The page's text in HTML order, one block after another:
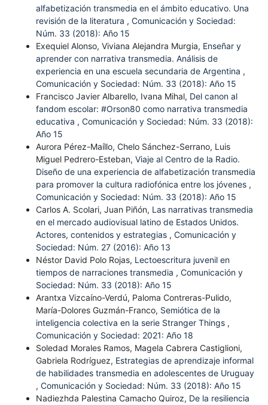
alfabetización transmedia en el ámbito educativo. Una
revisión de la literatura , Comunicación y Sociedad:
Núm. 33 (2018): Año 15
Exequiel Alonso, Viviana Alejandra Murgia, Enseñar y
aprender con narrativa transmedia. Análisis de
experiencia en una escuela secundaria de Argentina ,
Comunicación y Sociedad: Núm. 33 (2018): Año 15
Francisco Javier Albarello, Ivana Mihal, Del canon al
fandom escolar: #Orson80 como narrativa transmedia
educativa , Comunicación y Sociedad: Núm. 33 (2018):
Año 15
Aurora Pérez-Maíllo, Chelo Sánchez-Serrano, Luis
Miguel Pedrero-Esteban, Viaje al Centro de la Radio.
Diseño de una experiencia de alfabetización transmedia
para promover la cultura radiofónica entre los jóvenes ,
Comunicación y Sociedad: Núm. 33 (2018): Año 15
Carlos A. Scolari, Juan Piñón, Las narrativas transmedia
en el mercado audiovisual latino de Estados Unidos.
Actores, contenidos y estrategias , Comunicación y
Sociedad: Núm. 27 (2016): Año 13
Néstor David Polo Rojas, Lectoescritura juvenil en
tiempos de narraciones transmedia , Comunicación y
Sociedad: Núm. 33 (2018): Año 15
Arantxa Vizcaíno-Verdú, Paloma Contreras-Pulido,
María-Dolores Guzmán-Franco, Semiótica de la
inteligencia colectiva en la serie Stranger Things ,
Comunicación y Sociedad: 2021: Año 18
Soledad Morales Ramos, Magela Cabrera Castiglioni,
Gabriela Rodríguez, Estrategias de aprendizaje informal
de habilidades transmedia en adolescentes de Uruguay
, Comunicación y Sociedad: Núm. 33 (2018): Año 15
Nadiezhda Palestina Camacho Quiroz, De la resiliencia